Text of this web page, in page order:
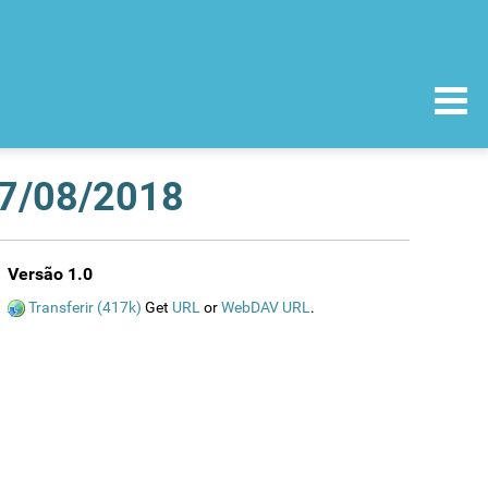
08/2018
Versão 1.0
Transferir (417k) Get URL orWebDAV URL .